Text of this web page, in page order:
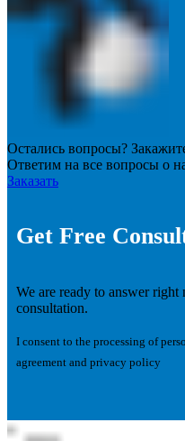
Остались вопросы?
Ответим на все вопросы о
Заказать
Get Free
We are ready to answer
consultation.
I consent to the processing of
agreement and privacy policy